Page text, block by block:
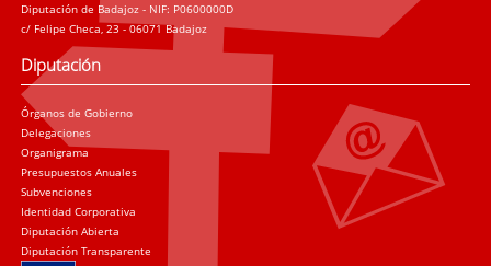
Diputación de Badajoz - NIF: P0600000D
c/ Felipe Checa, 23 - 06071 Badajoz
Diputación
Órganos de Gobierno
Delegaciones
Organigrama
Presupuestos Anuales
Subvenciones
Identidad Corporativa
Diputación Abierta
Diputación Transparente